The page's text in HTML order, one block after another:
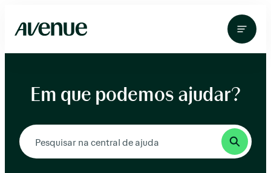
para
conteúdo
Em que podemos ajudar?